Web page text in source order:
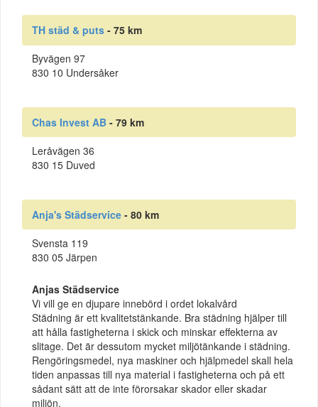
TH städ & puts - 75 km
Byvägen 97
830 10 Undersåker
Chas Invest AB - 79 km
Leråvägen 36
830 15 Duved
Anja's Städservice - 80 km
Svensta 119
830 05 Järpen
Anjas Städservice
Vi vill ge en djupare innebörd i ordet lokalvård
Städning är ett kvalitetstänkande. Bra städning hjälper till
att hålla fastigheterna i skick och minskar effekterna av
slitage. Det är dessutom mycket miljötänkande i städning.
Rengöringsmedel, nya maskiner och hjälpmedel skall hela
tiden anpassas till nya material i fastigheterna och på ett
sådant sätt att de inte förorsakar skador eller skadar
miljön.